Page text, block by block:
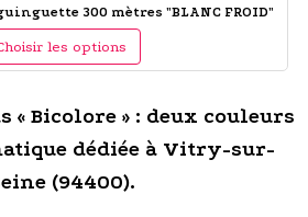
300 mètres "BLANC FROID"
les options
« Bicolore » : deux couleurs
dédiée à Vitry-sur-
(94400).